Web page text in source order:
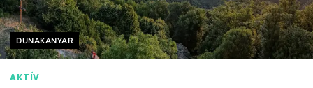
Helyszín címkék:
DUNAKANYAR
AKTÍV